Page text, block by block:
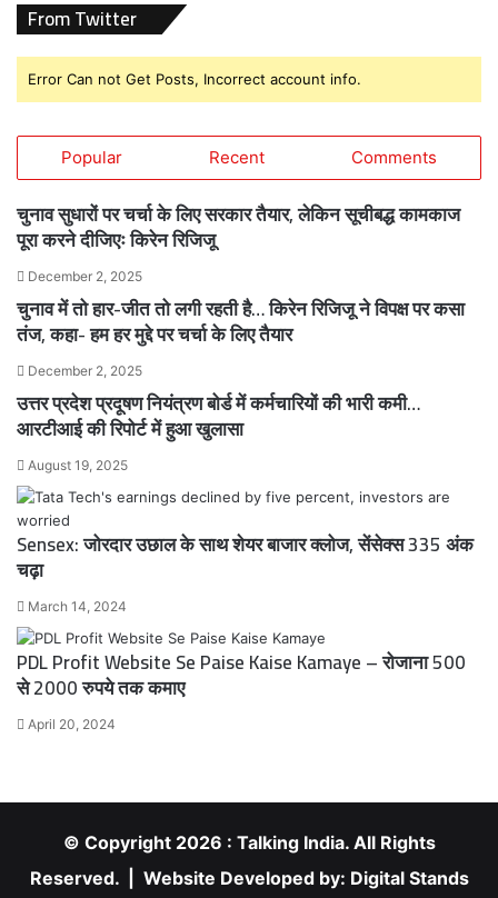
From Twitter
Error Can not Get Posts, Incorrect account info.
Popular Recent Comments
चुनाव सुधारों पर चर्चा के लिए सरकार तैयार, लेकिन सूचीबद्ध कामकाज
पूरा करने दीजिएः किरेन रिजिजू
December 2, 2025
चुनाव में तो हार-जीत तो लगी रहती है… किरेन रिजिजू ने विपक्ष पर कसा
तंज, कहा- हम हर मुद्दे पर चर्चा के लिए तैयार
December 2, 2025
उत्तर प्रदेश प्रदूषण नियंत्रण बोर्ड में कर्मचारियों की भारी कमी…
आरटीआई की रिपोर्ट में हुआ खुलासा
August 19, 2025
Sensex: जोरदार उछाल के साथ शेयर बाजार क्लोज, सेंसेक्स 335 अंक
चढ़ा
March 14, 2024
PDL Profit Website Se Paise Kaise Kamaye – रोजाना 500
से 2000 रुपये तक कमाए
April 20, 2024
© Copyright 2026 : Talking India. All Rights
Reserved. | Website Developed by: Digital Stands